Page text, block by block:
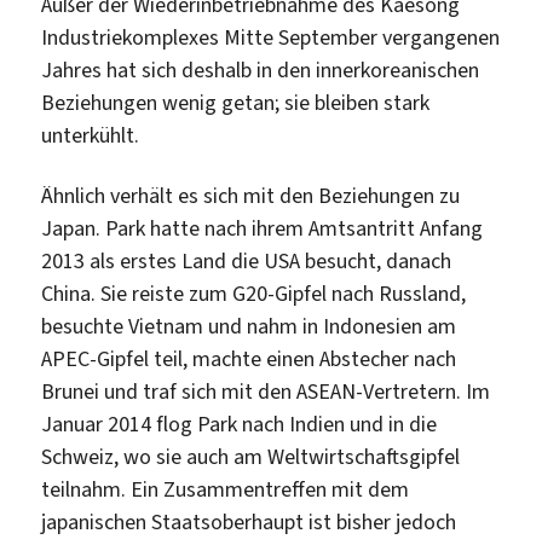
Industriekomplexes Mitte September vergangenen
Jahres hat sich deshalb in den innerkoreanischen
Beziehungen wenig getan; sie bleiben stark
unterkühlt.
Ähnlich verhält es sich mit den Beziehungen zu
Japan. Park hatte nach ihrem Amtsantritt Anfang
2013 als erstes Land die USA besucht, danach
China. Sie reiste zum G20-Gipfel nach Russland,
besuchte Vietnam und nahm in Indonesien am
APEC-Gipfel teil, machte einen Abstecher nach
Brunei und traf sich mit den ASEAN-Vertretern. Im
Januar 2014 flog Park nach Indien und in die
Schweiz, wo sie auch am Weltwirtschaftsgipfel
teilnahm. Ein Zusammentreffen mit dem
japanischen Staatsoberhaupt ist bisher jedoch